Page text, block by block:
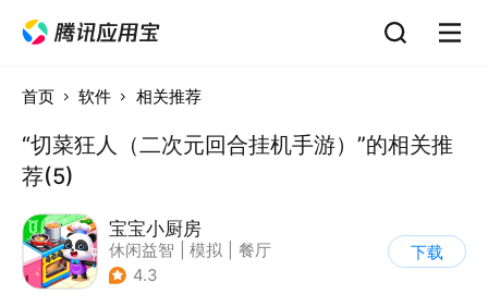
首页 软件 相关推荐
“切菜狂人（二次元回合挂机手游）”的相关推
荐(5)
宝宝小厨房
休闲益智 模拟
餐厅
| 宝宝巴士
4.3
下载